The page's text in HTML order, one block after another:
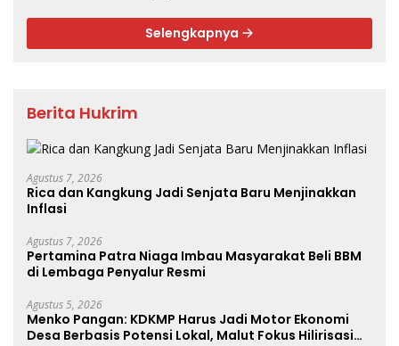
Selengkapnya
Berita Hukrim
Agustus 7, 2026
Rica dan Kangkung Jadi Senjata Baru Menjinakkan
Inflasi
Agustus 7, 2026
Pertamina Patra Niaga Imbau Masyarakat Beli BBM
di Lembaga Penyalur Resmi
Agustus 5, 2026
Menko Pangan: KDKMP Harus Jadi Motor Ekonomi
Desa Berbasis Potensi Lokal, Malut Fokus Hilirisasi